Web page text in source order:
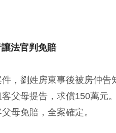
法官判免賠
，劉姓房東事後被房仲
父母提告，求償150萬元
母免賠，全案確定。